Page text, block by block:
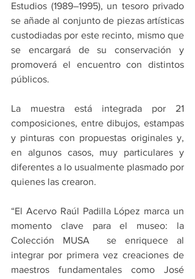
Estudios (1989–1995), un tesoro privado
se añade al conjunto de piezas artísticas
custodiadas por este recinto, mismo que
se encargará de su conservación y
promoverá el encuentro con distintos
públicos.
La muestra está integrada por 21
composiciones, entre dibujos, estampas
y pinturas con propuestas originales y,
en algunos casos, muy particulares y
diferentes a lo usualmente plasmado por
quienes las crearon.
“El Acervo Raúl Padilla López marca un
momento clave para el museo: la
Colección MUSA  se enriquece al
integrar por primera vez creaciones de
maestros fundamentales como José